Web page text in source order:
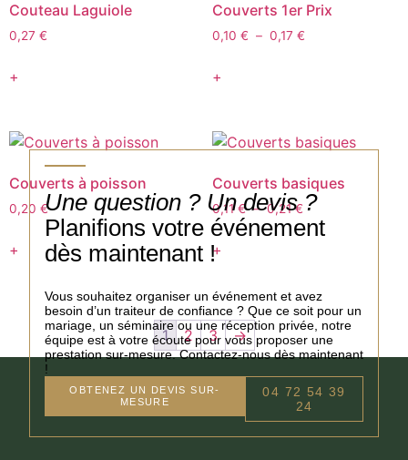
Couteau Laguiole
0,27 €
+
Couverts 1er Prix
0,10 € – 0,17 €
+
Couverts à poisson
0,20 €
+
Couverts basiques
0,11€ – 0,21€
+
1 2 3 →
Une question ? Un devis ?
Planifions votre événement
dès maintenant !
Vous souhaitez organiser un événement et avez
besoin d’un traiteur de confiance ? Que ce soit pour un
mariage, un séminaire ou une réception privée, notre
équipe est à votre écoute pour vous proposer une
prestation sur-mesure. Contactez-nous dès maintenant
!
OBTENEZ UN DEVIS SUR-
MESURE
04 72 54 39
24